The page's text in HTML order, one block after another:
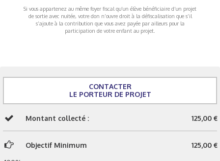
Si vous appartenez au même foyer fiscal qu’un élève bénéficiaire d’un projet
de sortie avec nuitée, votre don n’ouvre droit à la défiscalisation que s’il
s’ajoute à la contribution que vous avez payée par ailleurs pour la
participation de votre enfant au projet.
CONTACTER
LE PORTEUR DE PROJET
Montant collecté : 125,00 €
Objectif Minimum 125,00 €